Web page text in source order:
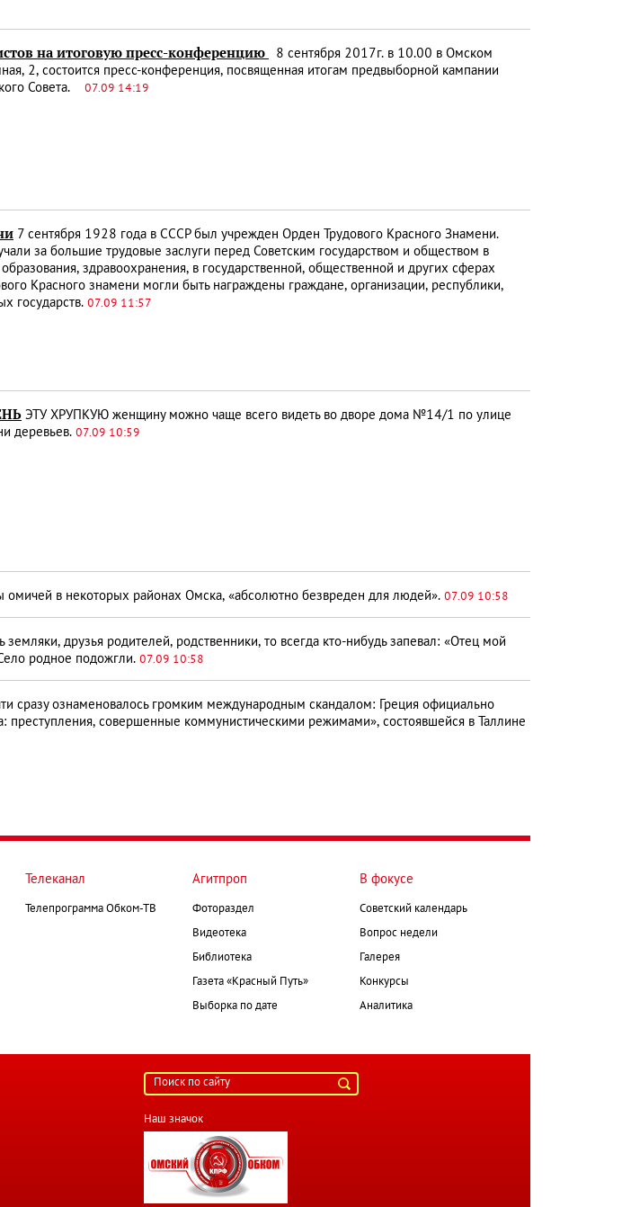
на итоговую пресс-конференцию
8 сентября 2017г. в 10.00 в Омском
2, состоится пресс-конференция, посвященная итогам предвыборной кампании
Совета. 07.09 14:19
7 сентября 1928 года в СССР был учрежден Орден Трудового Красного Знамени.
за большие трудовые заслуги перед Советским государством и обществом в
здравоохранения, в государственной, общественной и других сферах
Красного знамени могли быть награждены граждане, организации, республики,
государств. 07.09 11:57
ЭТУ ХРУПКУЮ женщину можно чаще всего видеть во дворе дома №14/1 по улице
деревьев. 07.09 10:59
в некоторых районах Омска, «абсолютно безвреден для людей». 07.09 10:58
земляки, друзья родителей, родственники, то всегда кто-нибудь запевал: «Отец мой
родное подожгли. 07.09 10:58
сразу ознаменовалось громким международным скандалом: Греция официально
преступления, совершенные коммунистическими режимами», состоявшейся в Таллине
Телеканал
Телепрограмма Обком-ТВ
Агитпроп
Фотораздел
Видеотека
Библиотека
Газета «Красный Путь»
Выборка по дате
В фокусе
Советский календарь
Вопрос недели
Галерея
Конкурсы
Аналитика
Наш значок